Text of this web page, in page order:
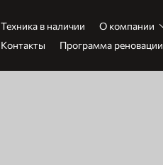
Техника в наличии О компании
Контакты
Программа реновации